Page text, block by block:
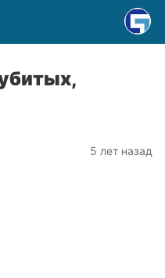
5 лет назад